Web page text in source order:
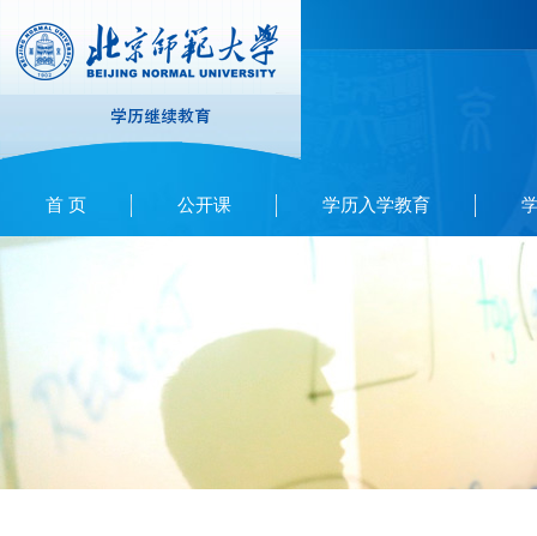
首 页 公开课 学历入学教育